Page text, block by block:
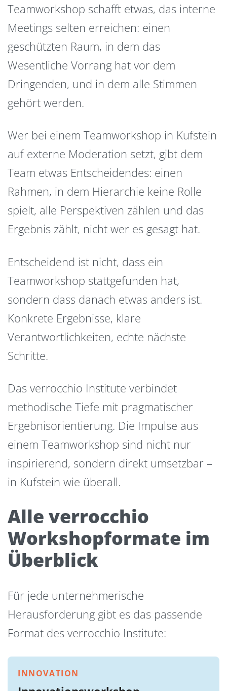
Teamworkshop schafft etwas, das interne
Meetings selten erreichen: einen
geschützten Raum, in dem das
Wesentliche Vorrang hat vor dem
Dringenden, und in dem alle Stimmen
gehört werden.
Wer bei einem Teamworkshop in Kufstein
auf externe Moderation setzt, gibt dem
Team etwas Entscheidendes: einen
Rahmen, in dem Hierarchie keine Rolle
spielt, alle Perspektiven zählen und das
Ergebnis zählt, nicht wer es gesagt hat.
Entscheidend ist nicht, dass ein
Teamworkshop stattgefunden hat,
sondern dass danach etwas anders ist.
Konkrete Ergebnisse, klare
Verantwortlichkeiten, echte nächste
Schritte.
Das verrocchio Institute verbindet
methodische Tiefe mit pragmatischer
Ergebnisorientierung. Die Impulse aus
einem Teamworkshop sind nicht nur
inspirierend, sondern direkt umsetzbar –
in Kufstein wie überall.
Alle verrocchio
Workshopformate im
Überblick
Für jede unternehmerische
Herausforderung gibt es das passende
Format des verrocchio Institute:
INNOVATION